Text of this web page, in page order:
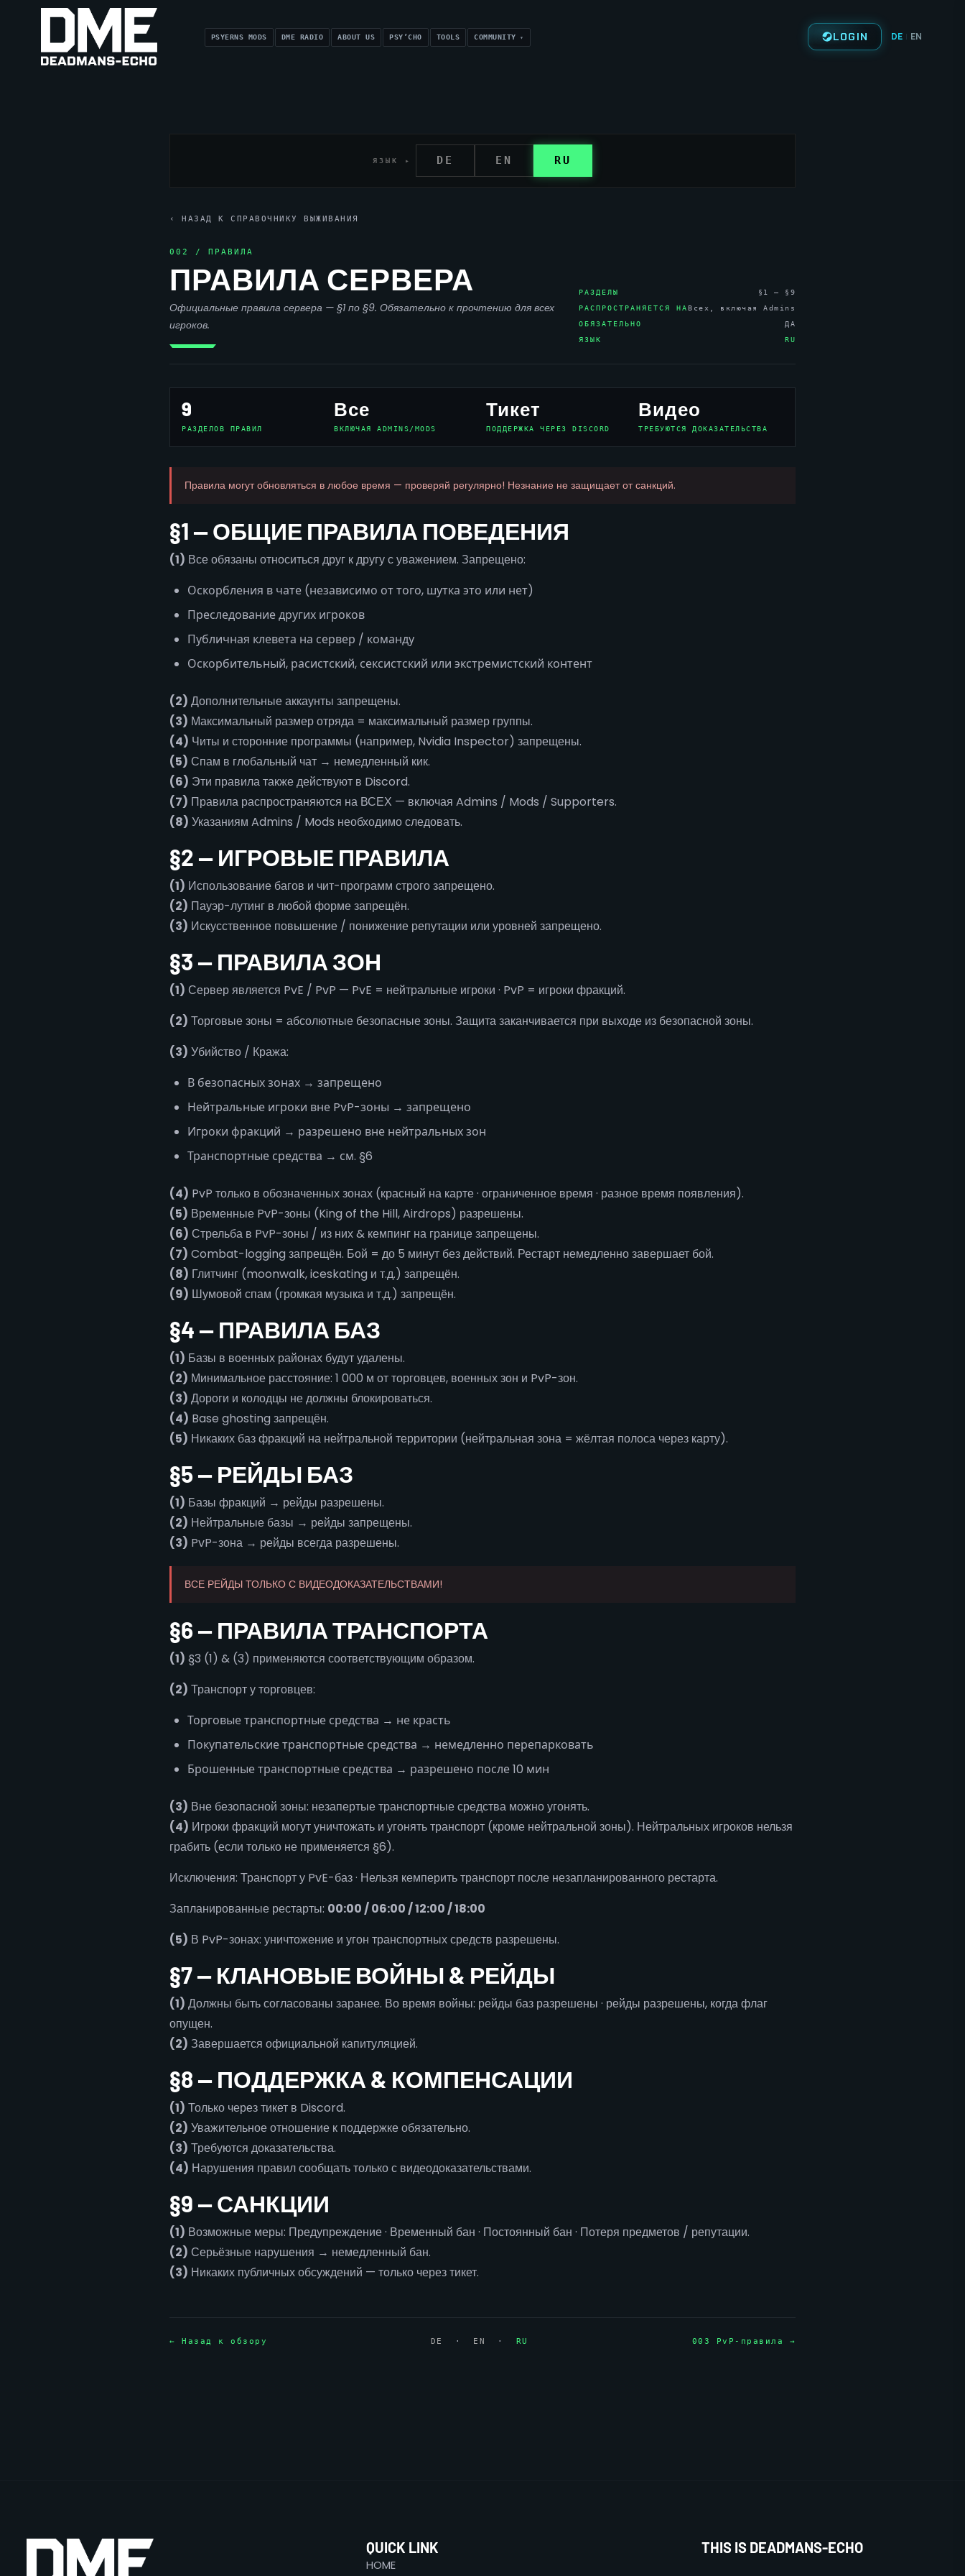
PSYERNS MODS DME RADIO ABOUT US PSY’CHO TOOLS COMMUNITY LOGIN DE | EN
ЯЗЫК ▸ DE EN RU
‹ НАЗАД К СПРАВОЧНИКУ ВЫЖИВАНИЯ
002 / ПРАВИЛА
ПРАВИЛА СЕРВЕРА
Официальные правила сервера — §1 по §9. Обязательно к прочтению для всех
игроков.
РАЗДЕЛЫ
§1 – §9
РАСПРОСТРАНЯЕТСЯ НАВсех, включая Admins
ОБЯЗАТЕЛЬНО
ДА
ЯЗЫК
RU
9
РАЗДЕЛОВ ПРАВИЛ
Все
ВКЛЮЧАЯ ADMINS/MODS
Тикет
ПОДДЕРЖКА ЧЕРЕЗ DISCORD
Видео
ТРЕБУЮТСЯ ДОКАЗАТЕЛЬСТВА
Правила могут обновляться в любое время — проверяй регулярно! Незнание не защищает от санкций.
§1 — ОБЩИЕ ПРАВИЛА ПОВЕДЕНИЯ
(1) Все обязаны относиться друг к другу с уважением. Запрещено:
Оскорбления в чате (независимо от того, шутка это или нет)
Преследование других игроков
Публичная клевета на сервер / команду
Оскорбительный, расистский, сексистский или экстремистский контент
(2) Дополнительные аккаунты запрещены.
(3) Максимальный размер отряда = максимальный размер группы.
(4) Читы и сторонние программы (например, Nvidia Inspector) запрещены.
(5) Спам в глобальный чат → немедленный кик.
(6) Эти правила также действуют в Discord.
(7) Правила распространяются на ВСЕХ — включая Admins / Mods / Supporters.
(8) Указаниям Admins / Mods необходимо следовать.
§2 — ИГРОВЫЕ ПРАВИЛА
(1) Использование багов и чит-программ строго запрещено.
(2) Пауэр-лутинг в любой форме запрещён.
(3) Искусственное повышение / понижение репутации или уровней запрещено.
§3 — ПРАВИЛА ЗОН
(1) Сервер является PvE / PvP — PvE = нейтральные игроки · PvP = игроки фракций.
(2) Торговые зоны = абсолютные безопасные зоны. Защита заканчивается при выходе из безопасной зоны.
(3) Убийство / Кража:
В безопасных зонах → запрещено
Нейтральные игроки вне PvP-зоны → запрещено
Игроки фракций → разрешено вне нейтральных зон
Транспортные средства → см. §6
(4) PvP только в обозначенных зонах (красный на карте · ограниченное время · разное время появления).
(5) Временные PvP-зоны (King of the Hill, Airdrops) разрешены.
(6) Стрельба в PvP-зоны / из них & кемпинг на границе запрещены.
(7) Combat-logging запрещён. Бой = до 5 минут без действий. Рестарт немедленно завершает бой.
(8) Глитчинг (moonwalk, iceskating и т.д.) запрещён.
(9) Шумовой спам (громкая музыка и т.д.) запрещён.
§4 — ПРАВИЛА БАЗ
(1) Базы в военных районах будут удалены.
(2) Минимальное расстояние: 1 000 м от торговцев, военных зон и PvP-зон.
(3) Дороги и колодцы не должны блокироваться.
(4) Base ghosting запрещён.
(5) Никаких баз фракций на нейтральной территории (нейтральная зона = жёлтая полоса через карту).
§5 — РЕЙДЫ БАЗ
(1) Базы фракций → рейды разрешены.
(2) Нейтральные базы → рейды запрещены.
(3) PvP-зона → рейды всегда разрешены.
ВСЕ РЕЙДЫ ТОЛЬКО С ВИДЕОДОКАЗАТЕЛЬСТВАМИ!
§6 — ПРАВИЛА ТРАНСПОРТА
(1) §3 (1) & (3) применяются соответствующим образом.
(2) Транспорт у торговцев:
Торговые транспортные средства → не красть
Покупательские транспортные средства → немедленно перепарковать
Брошенные транспортные средства → разрешено после 10 мин
(3) Вне безопасной зоны: незапертые транспортные средства можно угонять.
(4) Игроки фракций могут уничтожать и угонять транспорт (кроме нейтральной зоны). Нейтральных игроков нельзя
грабить (если только не применяется §6).
Исключения: Транспорт у PvE-баз · Нельзя кемперить транспорт после незапланированного рестарта.
Запланированные рестарты: 00:00 / 06:00 / 12:00 / 18:00
(5) В PvP-зонах: уничтожение и угон транспортных средств разрешены.
§7 — КЛАНОВЫЕ ВОЙНЫ & РЕЙДЫ
(1) Должны быть согласованы заранее. Во время войны: рейды баз разрешены · рейды разрешены, когда флаг
опущен.
(2) Завершается официальной капитуляцией.
§8 — ПОДДЕРЖКА & КОМПЕНСАЦИИ
(1) Только через тикет в Discord.
(2) Уважительное отношение к поддержке обязательно.
(3) Требуются доказательства.
(4) Нарушения правил сообщать только с видеодоказательствами.
§9 — САНКЦИИ
(1) Возможные меры: Предупреждение · Временный бан · Постоянный бан · Потеря предметов / репутации.
(2) Серьёзные нарушения → немедленный бан.
(3) Никаких публичных обсуждений — только через тикет.
← Назад к обзору DE · EN · RU 003 PvP-правила →
QUICK LINK
HOME
THIS IS DEADMANS-ECHO